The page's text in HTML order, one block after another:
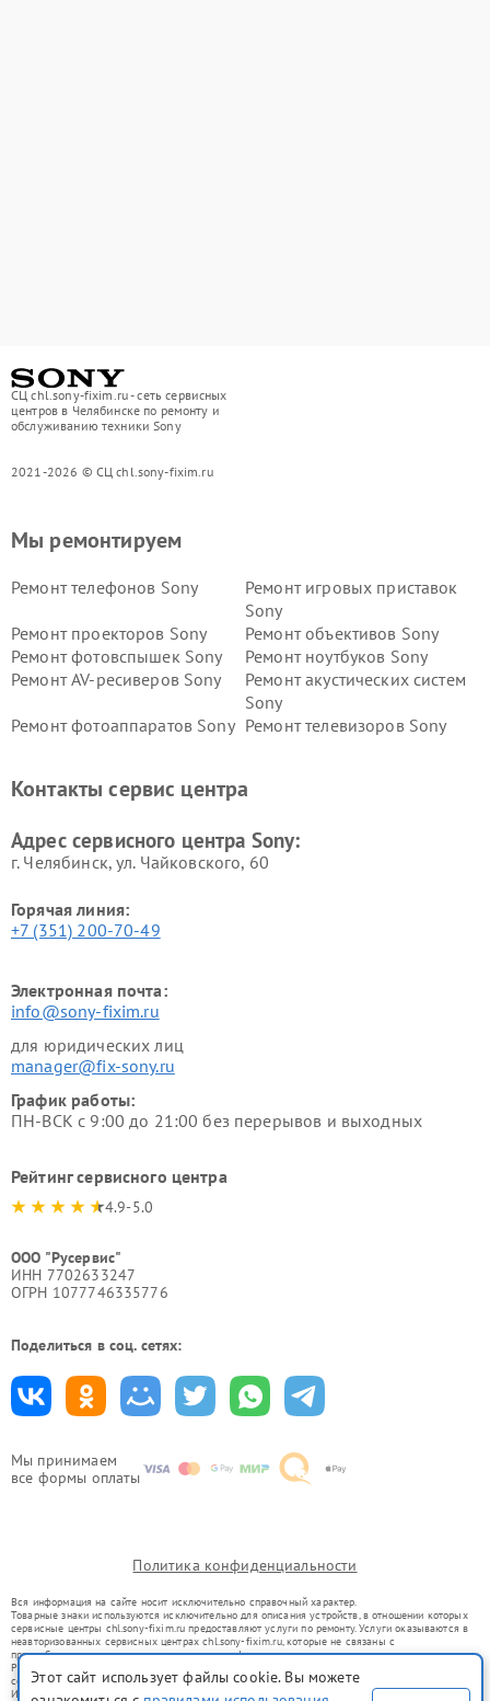
СЦ chl.sony-fixim.ru - сеть сервисных
центров в Челябинске по ремонту и
обслуживанию техники Sony
2021-2026 © СЦ chl.sony-fixim.ru
Мы принимаем
все формы оплаты
Мы ремонтируем
Ремонт телефонов Sony
Ремонт игровых приставок
Sony
Ремонт проекторов Sony
Ремонт объективов Sony
Ремонт фотовспышек Sony
Ремонт ноутбуков Sony
Ремонт AV-ресиверов Sony
Ремонт акустических систем
Sony
Ремонт фотоаппаратов Sony Ремонт телевизоров Sony
Контакты сервис центра
Адрес сервисного центра Sony:
г. Челябинск, ул. Чайковского, 60
Горячая линия:
+7 (351) 200-70-49
Электронная почта:
info@sony-fixim.ru
для юридических лиц
manager@fix-sony.ru
График работы:
ПН-ВСК с 9:00 до 21:00 без перерывов и выходных
Рейтинг сервисного центра
4.9-5.0
ООО "Русервис"
ИНН 7702633247
ОГРН 1077746335776
Поделиться в соц. сетях:
Политика конфиденциальности
Вся информация на сайте носит исключительно справочный характер.
Товарные знаки используются исключительно для описания устройств, в отношении которых
сервисные центры chl.sony-fixim.ru предоставляют услуги по ремонту. Услуги оказываются в
неавторизованных сервисных центрах chl.sony-fixim.ru, которые не связаны с
правообладателями товарных знаков или их официальными представителями.
Ремонт осуществляется для устройств, уже введенных в гражданский оборот в соответствии
со статьей 1487 ГК РФ.
Использование товарных знаков не преследует цели индивидуализации услуг или введения
Этот сайт использует файлы cookie. Вы можете